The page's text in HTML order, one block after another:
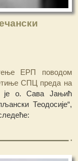
ЕРП поводом
СПЦ преда на
је о. Сава Јањић
Теодосије“,